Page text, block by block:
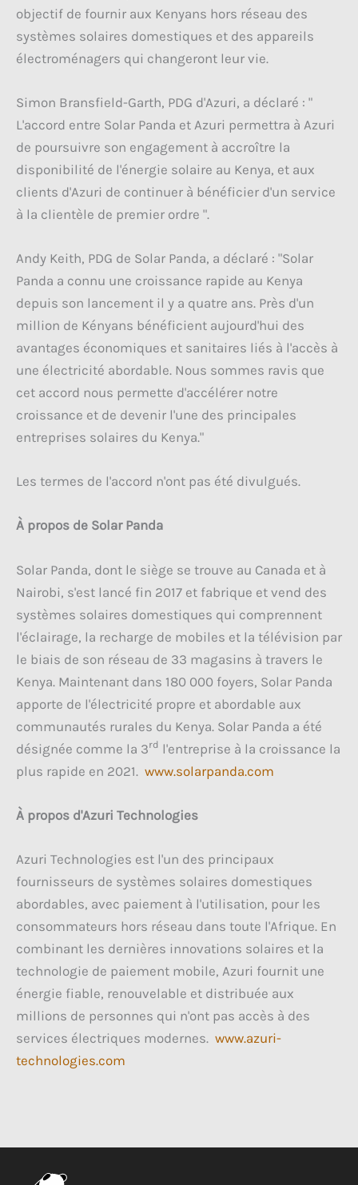
objectif de fournir aux Kenyans hors réseau des
systèmes solaires domestiques et des appareils
électroménagers qui changeront leur vie.
Simon Bransfield-Garth, PDG d'Azuri, a déclaré : "
L'accord entre Solar Panda et Azuri permettra à Azuri
de poursuivre son engagement à accroître la
disponibilité de l'énergie solaire au Kenya, et aux
clients d'Azuri de continuer à bénéficier d'un service
à la clientèle de premier ordre ".
Andy Keith, PDG de Solar Panda, a déclaré : "Solar
Panda a connu une croissance rapide au Kenya
depuis son lancement il y a quatre ans. Près d'un
million de Kényans bénéficient aujourd'hui des
avantages économiques et sanitaires liés à l'accès à
une électricité abordable. Nous sommes ravis que
cet accord nous permette d'accélérer notre
croissance et de devenir l'une des principales
entreprises solaires du Kenya."
Les termes de l'accord n'ont pas été divulgués.
À propos de Solar Panda
Solar Panda, dont le siège se trouve au Canada et à
Nairobi, s'est lancé fin 2017 et fabrique et vend des
systèmes solaires domestiques qui comprennent
l'éclairage, la recharge de mobiles et la télévision par
le biais de son réseau de 33 magasins à travers le
Kenya. Maintenant dans 180 000 foyers, Solar Panda
apporte de l'électricité propre et abordable aux
communautés rurales du Kenya. Solar Panda a été
désignée comme la 3rd l'entreprise à la croissance la
plus rapide en 2021. www.solarpanda.com
À propos d'Azuri Technologies
Azuri Technologies est l'un des principaux
fournisseurs de systèmes solaires domestiques
abordables, avec paiement à l'utilisation, pour les
consommateurs hors réseau dans toute l'Afrique. En
combinant les dernières innovations solaires et la
technologie de paiement mobile, Azuri fournit une
énergie fiable, renouvelable et distribuée aux
millions de personnes qui n'ont pas accès à des
services électriques modernes. www.azuri-
technologies.com